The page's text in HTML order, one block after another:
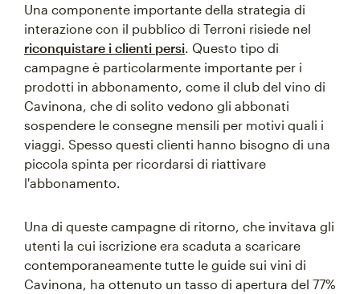
Una componente importante della strategia di
interazione con il pubblico di Terroni risiede nel
riconquistare i clienti persi . Questo tipo di
campagne è particolarmente importante per i
prodotti in abbonamento, come il club del vino di
Cavinona, che di solito vedono gli abbonati
sospendere le consegne mensili per motivi quali i
viaggi. Spesso questi clienti hanno bisogno di una
piccola spinta per ricordarsi di riattivare
l'abbonamento.
Una di queste campagne di ritorno, che invitava gli
utenti la cui iscrizione era scaduta a scaricare
contemporaneamente tutte le guide sui vini di
Cavinona, ha ottenuto un tasso di apertura del 77%